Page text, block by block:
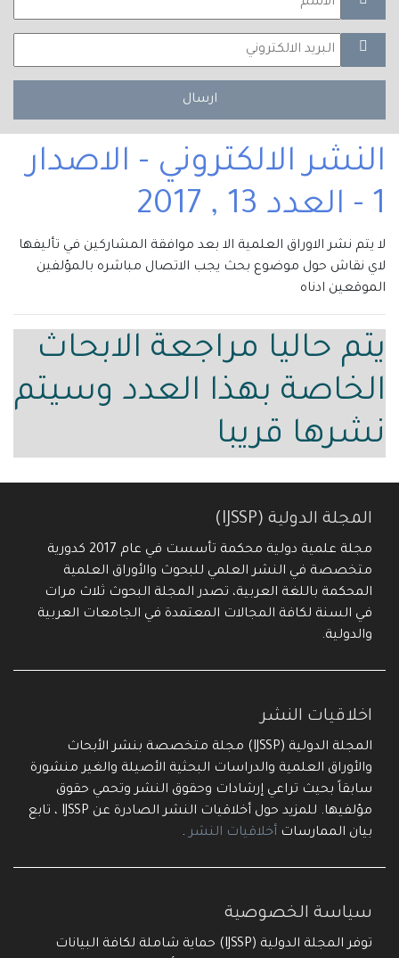
ارسال
النشر الالكتروني - الاصدار
1 - العدد 13 , 2017
لا يتم نشر الاوراق العلمية الا بعد موافقة المشاركين في تأليفها
لاي نقاش حول موضوع بحث يجب الاتصال مباشره بالمؤلفين
الموقعين ادناه
يتم حاليا مراجعة الابحاث
الخاصة بهذا العدد وسيتم
نشرها قريبا
المجلة الدولية (IJSSP)
مجلة علمية دولية محكمة تأسست في عام 2017 كدورية
متخصصة في النشر العلمي للبحوث والأوراق العلمية
المحكمة باللغة العربية، تصدر المجلة البحوث ثلاث مرات
في السنة لكافة المجالات المعتمدة في الجامعات العربية
والدولية.
اخلاقيات النشر
المجلة الدولية (IJSSP) مجلة متخصصة بنشر الأبحاث
والأوراق العلمية والدراسات البحثية الأصيلة والغير منشورة
سابقاً بحيث تراعي إرشادات وحقوق النشر وتحمي حقوق
مؤلفيها. للمزيد حول أخلاقيات النشر الصادرة عن IJSSP ، تابع
بيان الممارسات أخلاقيات النشر .
سياسة الخصوصية
توفر المجلة الدولية (IJSSP) حماية شاملة لكافة البيانات